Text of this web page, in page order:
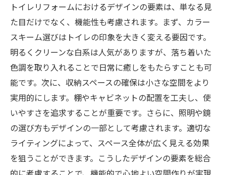
トイレリフォームにおけるデザインの要素は、単なる見
た目だけでなく、機能性も考慮されます。まず、カラー
スキーム選びはトイレの印象を大きく変える要因です。
明るくクリーンな白系は人気がありますが、落ち着いた
色調を取り入れることで日常に癒しをもたらすことも可
能です。次に、収納スペースの確保は小さな空間をより
実用的にします。棚やキャビネットの配置を工夫し、使
いやすさを追求することが重要です。さらに、照明や鏡
の選び方もデザインの一部として考慮されます。適切な
ライティングによって、スペース全体が広く見える効果
を狙うことができます。こうしたデザインの要素を総合